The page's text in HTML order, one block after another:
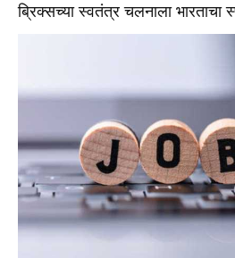
ब्रिक्सच्या स्वतंत्र चलनाला भारताचा